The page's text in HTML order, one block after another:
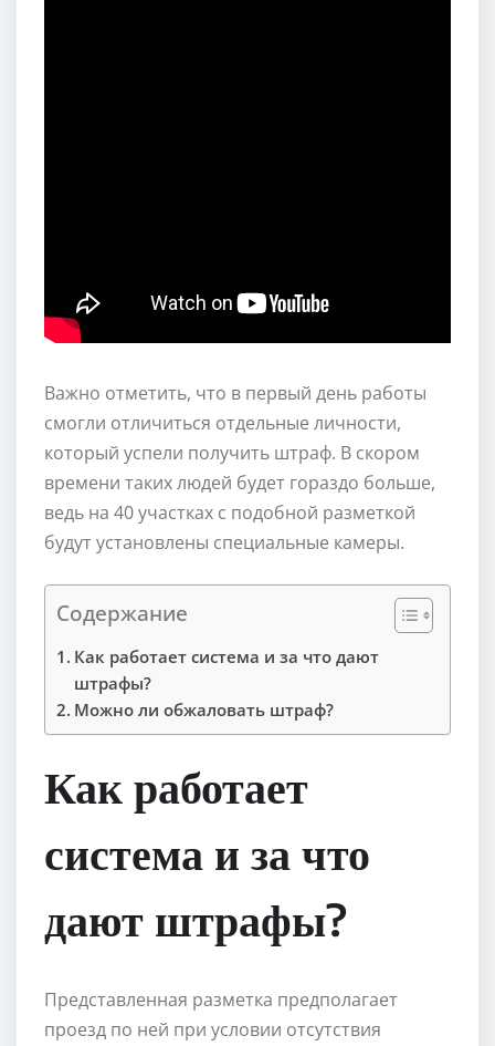
Важно отметить, что в первый день работы
смогли отличиться отдельные личности,
который успели получить штраф. В скором
времени таких людей будет гораздо больше,
ведь на 40 участках с подобной разметкой
будут установлены специальные камеры.
Содержание
Как работает система и за что дают
штрафы?
Можно ли обжаловать штраф?
Как работает
система и за что
дают штрафы?
Представленная разметка предполагает
проезд по ней при условии отсутствия